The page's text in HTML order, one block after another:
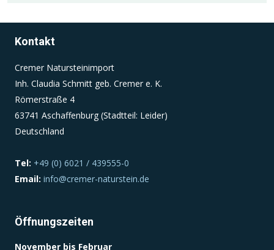
Kontakt
Cremer Natursteinimport
Inh. Claudia Schmitt geb. Cremer e. K.
Römerstraße 4
63741 Aschaffenburg (Stadtteil: Leider)
Deutschland
Tel: +49 (0) 6021 / 439555-0
Email: info@cremer-naturstein.de
Öffnungszeiten
November bis Februar
cookie_consent
Zweck:
Dieser Cookie speichert die ausgewählten
Einverständnis-Optionen des Benutzers
Cookie Laufzeit: